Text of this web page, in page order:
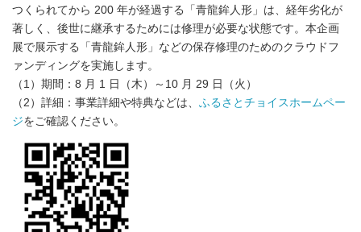
つくられてから 200 年が経過する「青龍鉾人形」は、経年劣化が
著しく、後世に継承するためには修理が必要な状態です。本企画
展で展示する「青龍鉾人形」などの保存修理のためのクラウドフ
ァンディングを実施します。
（1）期間：8 月 1 日（木）～10 月 29 日（火）
（2）詳細：事業詳細や特典などは、 ふるさとチョイスホームペー
ジをご確認ください。